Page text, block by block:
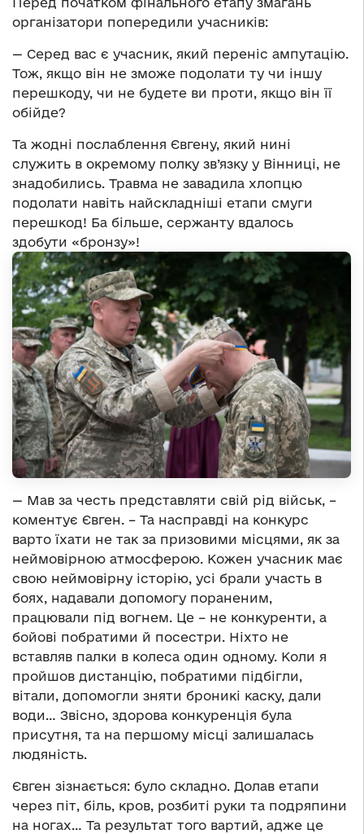
організатори попередили учасників:
— Серед вас є учасник, який переніс ампутацію.
Тож, якщо він не зможе подолати ту чи іншу
перешкоду, чи не будете ви проти, якщо він її
обійде?
Та жодні послаблення Євгену, який нині
служить в окремому полку зв’язку у Вінниці, не
знадобились. Травма не завадила хлопцю
подолати навіть найскладніші етапи смуги
перешкод! Ба більше, сержанту вдалось
здобути «бронзу»!
— Мав за честь представляти свій рід військ, –
коментує Євген. – Та насправді на конкурс
варто їхати не так за призовими місцями, як за
неймовірною атмосферою. Кожен учасник має
свою неймовірну історію, усі брали участь в
боях, надавали допомогу пораненим,
працювали під вогнем. Це – не конкуренти, а
бойові побратими й посестри. Ніхто не
вставляв палки в колеса один одному. Коли я
пройшов дистанцію, побратими підбігли,
вітали, допомогли зняти броникі каску, дали
води… Звісно, здорова конкуренція була
присутня, та на першому місці залишалась
людяність.
Євген зізнається: було складно. Долав етапи
через піт, біль, кров, розбиті руки та подряпини
на ногах… Та результат того вартий, адже це